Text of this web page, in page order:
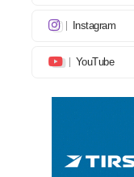
Instagram
YouTube